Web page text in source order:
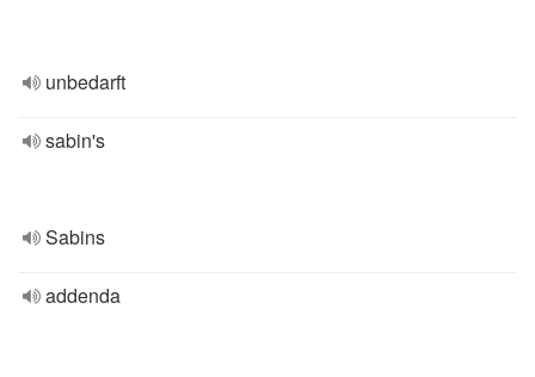
unbedarft
sabin's
Sabins
addenda